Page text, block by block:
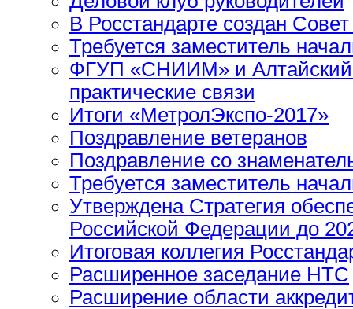
В Росстандарте создан
Требуется заместитель
ФГУП «СНИИМ» и
практические связи
Итоги «МетролЭкспо-2017»
Поздравление ветеранов
Поздравление со
Требуется заместитель
Утверждена Стратегия
Российской Федерации до
Итоговая коллегия
Расширенное заседание НТС
Расширение области